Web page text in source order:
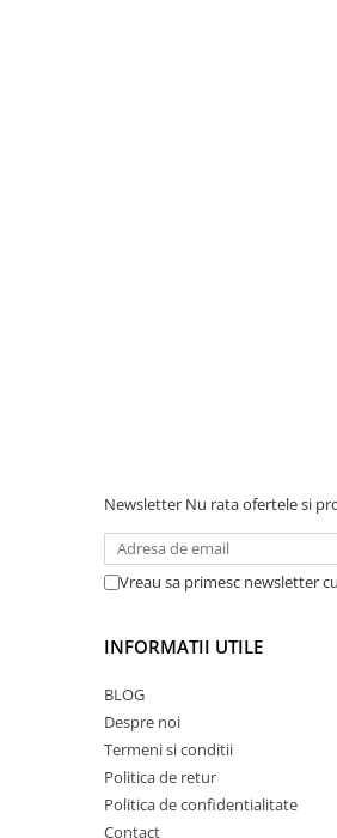
Lansete spinning
Mulinete spinning
Fire spinning
Sisteme de prindere
Ancore pescuit
Momeli artificiale
Voblere pescuit
Năluci siliconice
Năluci metalice
Newsletter Nu rata ofertele si
Vreau sa primesc newsletter
INFORMATII UTILE
BLOG
Despre noi
Termeni si conditii
Politica de retur
Politica de confidentialitate
Contact